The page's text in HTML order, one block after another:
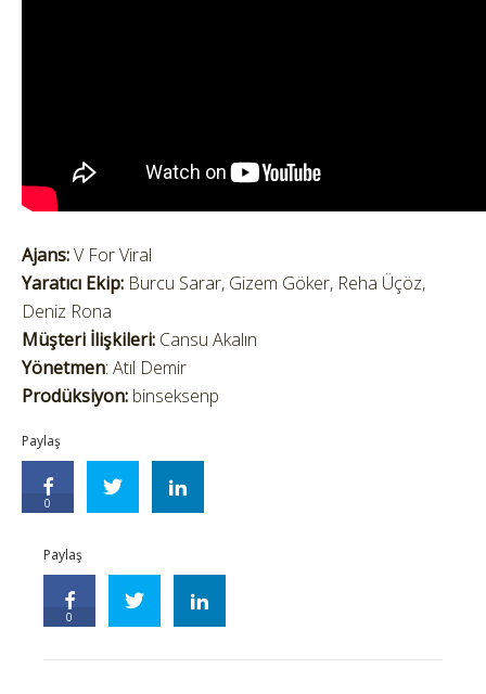
Ajans:V For Viral
Yaratıcı Ekip: Burcu Sarar, Gizem Göker, Reha Üçöz,
Deniz Rona
Müşteri İlişkileri: Cansu Akalın
Yönetmen: Atıl Demir
Prodüksiyon: binseksenp
Paylaş
0
Paylaş
0